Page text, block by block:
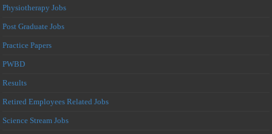
Physiotherapy Jobs
Post Graduate Jobs
Practice Papers
PWBD
Results
Retired Employees Related Jobs
Science Stream Jobs